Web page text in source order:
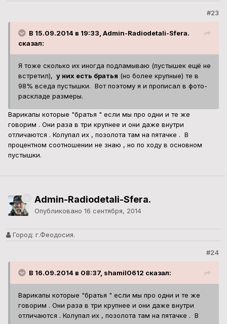
#23
В 15.09.2014 в 19:33, Admin-Radiodetali-Sfera.
сказал:
Я тоже сколько их иногда подламываю (пустышек ещё не
встретил), у них есть братья (но более крупные) те в
98% вседа пустышки. Вот поэтому я и прописал в фото-
раскладе размеры.
Варикапы которые "братья " если мы про одни и те же
говорим . Они раза в три крупнее и они даже внутри
отличаются . Колупал их , позолота там на пятачке . В
процентном соотношении не знаю , но по ходу в основном
пустышки.
Admin-Radiodetali-Sfera.
Опубликовано 16 сентября, 2014
Город: г.Феодосия.
#24
В 16.09.2014 в 08:37, shamil0612 сказал:
Варикапы которые "братья " если мы про одни и те же
говорим . Они раза в три крупнее и они даже внутри
отличаются . Колупал их , позолота там на пятачке . В